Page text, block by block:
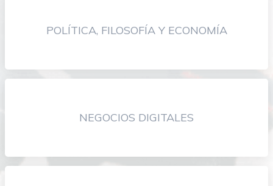
POLÍTICA, FILOSOFÍA Y ECONOMÍA
NEGOCIOS DIGITALES